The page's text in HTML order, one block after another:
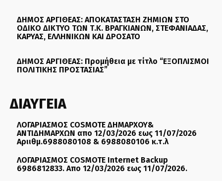
ΔΗΜΟΣ ΑΡΓΙΘΕΑΣ: ΑΠΟΚΑΤΑΣΤΑΣΗ ΖΗΜΙΩΝ ΣΤΟ
ΟΔΙΚΟ ΔΙΚΤΥΟ ΤΩΝ Τ.Κ. ΒΡΑΓΚΙΑΝΩΝ, ΣΤΕΦΑΝΙΑΔΑΣ,
ΚΑΡΥΑΣ, ΕΛΛΗΝΙΚΩΝ ΚΑΙ ΔΡΟΣΑΤΟ
ΔΗΜΟΣ ΑΡΓΙΘΕΑΣ: Προμήθεια με τίτλο “ΕΞΟΠΛΙΣΜΟΙ
ΠΟΛΙΤΙΚΗΣ ΠΡΟΣΤΑΣΙΑΣ”
ΔΙΑΥΓΕΙΑ
ΛΟΓΑΡΙΑΣΜΟΣ COSMOTE ΔΗΜΑΡΧΟΥ&
ΑΝΤΙΔΗΜΑΡΧΩΝ απο 12/03/2026 εως 11/07/2026
Αριιθμ.6988080108 & 6988080106 κ.τ.λ
ΛΟΓΑΡΙΑΣΜΟΣ COSMOTE Internet Backup
6986812833. Απο 12/03/2026 εως 11/07/2026.